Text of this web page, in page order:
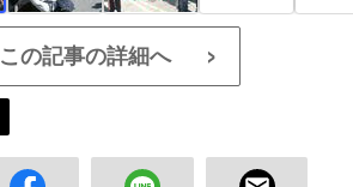
この記事の詳細へ >